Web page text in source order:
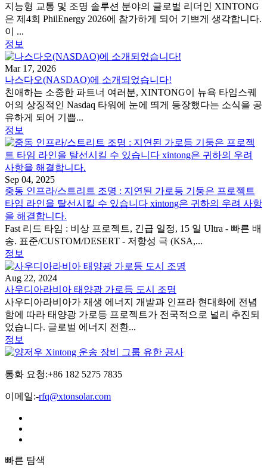
지능형 교통 및 조명 솔루션 분야의 글로벌 리더인 XINTONG
은 제4회 PhilEnergy 2026에 참가하게 되어 기쁘게 생각합니다.
이 ...
정보
Mar 17, 2026
나스다오(NASDAO)에 소개되었습니다!
친애하는 소중한 파트너 여러분, XINTONG이 뉴욕 타임스퀘
어의 상징적인 Nasdaq 타워에 눈에 띄게 등장했다는 소식을 공
유하게 되어 기쁩...
정보
Sep 04, 2025
중동 인프라/스트리트 조명 : 지연된 가로등 기둥은 프로젝트
타임 라인을 탈선시킬 수 있습니다 xintong은 귀하의 우려 사항
을 해결합니다.
Fast 리드 타임 : 비상 프로젝트, 긴급 일정, 15 일 Ultra - 빠른 배
송. 표준/CUSTOM/DESERT - 저항성 극 (KSA,...
정보
Aug 22, 2024
사우디아라비아 태양광 가로등 도시 조명
사우디아라비아가 재생 에너지 개발과 인프라 현대화에 전념
함에 따라 태양광 가로등 프로젝트가 전국적으로 널리 추진되
었습니다. 글로벌 에너지 전환...
정보
통화 요청:+86 182 5275 7835
이메일:-rfq@xtonsolar.com
빠른 탐색